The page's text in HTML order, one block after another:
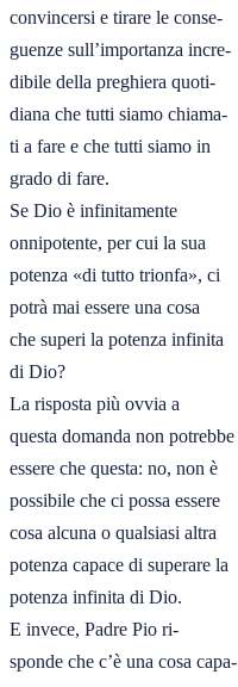
convincersi e tirare le conse-
guenze sull’importanza incre-
dibile della preghiera quoti-
diana che tutti siamo chiama-
ti a fare e che tutti siamo in
grado di fare.
Se Dio è infinitamente
onnipotente, per cui la sua
potenza «di tutto trionfa», ci
potrà mai essere una cosa
che superi la potenza infinita
di Dio?
La risposta più ovvia a
questa domanda non potrebbe
essere che questa: no, non è
possibile che ci possa essere
cosa alcuna o qualsiasi altra
potenza capace di superare la
potenza infinita di Dio.
E invece, Padre Pio ri-
sponde che c’è una cosa capa-